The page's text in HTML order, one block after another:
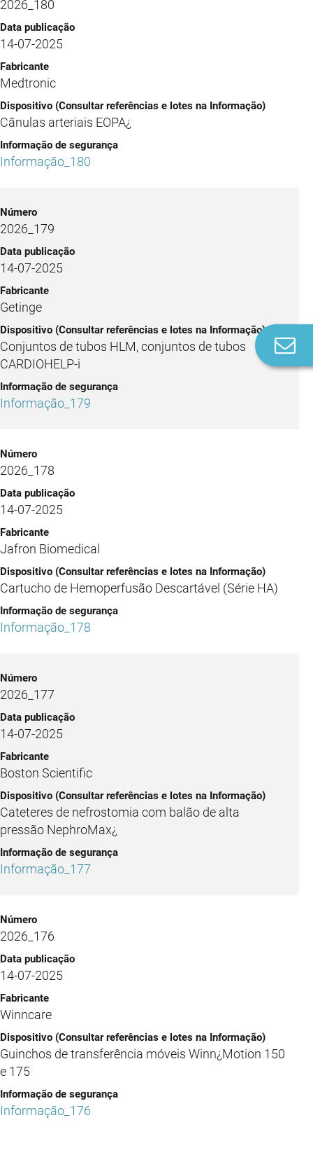
2026_180
14-07-2025
Medtronic
Cânulas arteriais EOPA¿
Informação_180
2026_179
14-07-2025
Getinge
Conjuntos de tubos HLM, conjuntos de tubos
CARDIOHELP-i
Informação_179
2026_178
14-07-2025
Jafron Biomedical
Cartucho de Hemoperfusão Descartável (Série HA)
Informação_178
2026_177
14-07-2025
Boston Scientific
Cateteres de nefrostomia com balão de alta
pressão NephroMax¿
Informação_177
2026_176
14-07-2025
Winncare
Guinchos de transferência móveis Winn¿Motion 150
e 175
Informação_176